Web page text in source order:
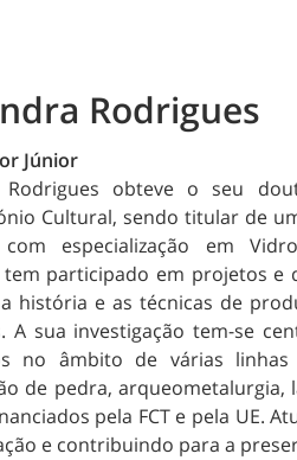
Rodrigues
Júnior
Rodrigues obteve o seu
Cultural, sendo titular de
com especialização em
participado em projetos e
história e as técnicas de
A sua investigação tem-se
no âmbito de várias
de pedra,
pela FCT e pela UE.
e contribuindo para a